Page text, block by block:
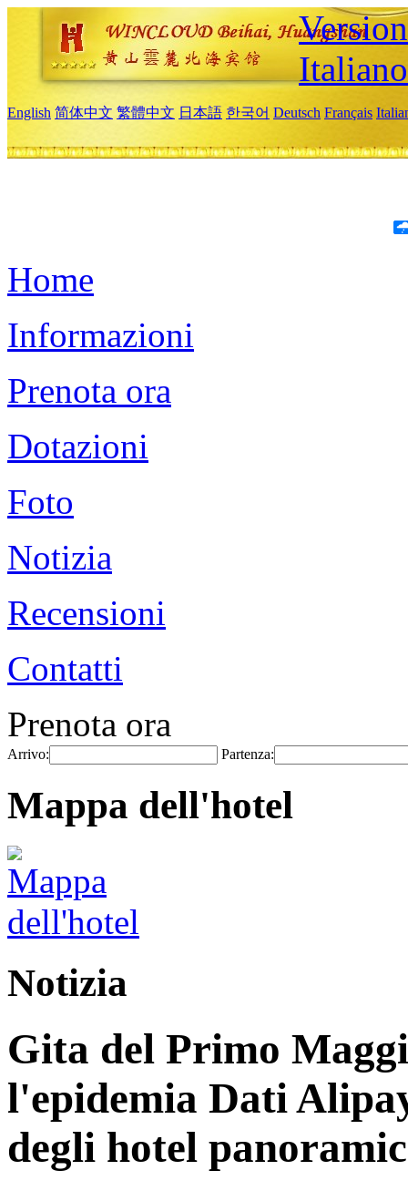
Italiano
English 简体中文 繁體中文 日本語 한국어 Deutsch Français
Home
Informazioni
Prenota ora
Dotazioni
Foto
Notizia
Recensioni
Contatti
Prenota ora
Arrivo: Partenza:
Mappa dell'hotel
Notizia
Gita del Primo
l'epidemia Dati
degli hotel